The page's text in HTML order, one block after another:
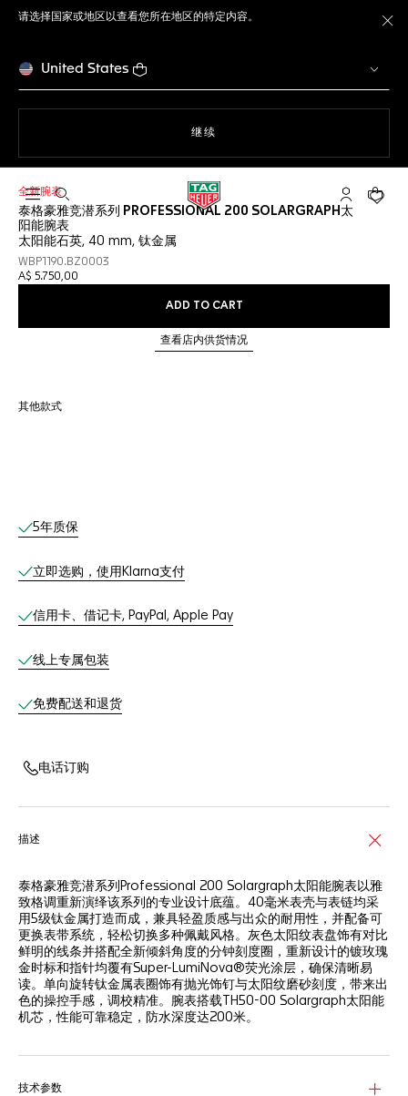
请选择国家或地区以查看您所在地区的特定内容。
United States
继续
打开搜索 My TAG您的
全新腕表
泰格豪雅竞潜系列 PROFESSIONAL 200 SOLARGRAPH太
阳能腕表
太阳能石英, 40 mm, 钛金属
WBP1190.BZ0003
A$ 5.750,00
ADD TO CART
查看店内供货情况
其他款式
线上服务
5年质保
立即选购，使用Klarna支付
信用卡、借记卡, PayPal, Apple Pay
线上专属包装
免费配送和退货
电话订购
描述
泰格豪雅竞潜系列Professional 200 Solargraph太阳能腕表以雅
致格调重新演绎该系列的专业设计底蕴。40毫米表壳与表链均采
用5级钛金属打造而成，兼具轻盈质感与出众的耐用性，并配备可
更换表带系统，轻松切换多种佩戴风格。灰色太阳纹表盘饰有对比
鲜明的线条并搭配全新倾斜角度的分钟刻度圈，重新设计的镀玫瑰
金时标和指针均覆有Super-LumiNova®荧光涂层，确保清晰易
读。单向旋转钛金属表圈饰有抛光饰钉与太阳纹磨砂刻度，带来出
色的操控手感，调校精准。腕表搭载TH50-00 Solargraph太阳能
机芯，性能可靠稳定，防水深度达200米。
技术参数